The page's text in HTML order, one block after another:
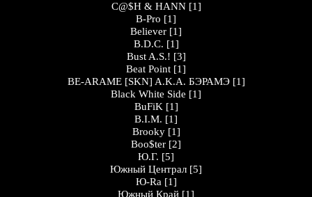
C@$H & HANN [1]
B-Pro [1]
Believer [1]
B.D.C. [1]
Bust A.S.! [3]
Beat Point [1]
BE-ARAME [SKN] A.K.A. БЭРАМЭ [1]
Black White Side [1]
BuFiK [1]
B.I.M. [1]
Brooky [1]
Boo$ter [2]
Ю.Г. [5]
Южный Централ [5]
Ю-Ra [1]
Южный Край [1]